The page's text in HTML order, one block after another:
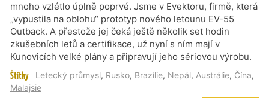
mnoho vzlétlo úplně poprvé. Jsme v Evektoru, firmě, která
„vypustila na oblohu“ prototyp nového letounu EV-55
Outback. A přestože jej čeká ještě několik set hodin
zkušebních letů a certifikace, už nyní s ním mají v
Kunovicích velké plány a připravují jeho sériovou výrobu.
Štítky Letecký průmysl, Rusko, Brazílie, Nepál, Austrálie, Čína,
Malajsie